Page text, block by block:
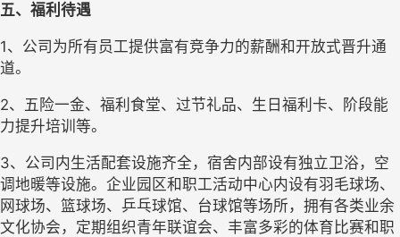
五、福利待遇
1、公司为所有员工提供富有竞争力的薪酬和开放式晋升通
道。
2、五险一金、福利食堂、过节礼品、生日福利卡、阶段能
力提升培训等。
3、公司内生活配套设施齐全，宿舍内部设有独立卫浴，空
调地暖等设施。企业园区和职工活动中心内设有羽毛球场、
网球场、篮球场、乒乓球馆、台球馆等场所，拥有各类业余
文化协会，定期组织青年联谊会、丰富多彩的体育比赛和职